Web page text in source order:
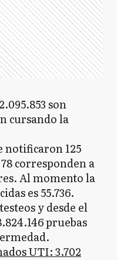
son
cursando la
notificaron 125
corresponden a
Al momento la
es 55.736.
testeos y desde el
pruebas
UTI: 3.702